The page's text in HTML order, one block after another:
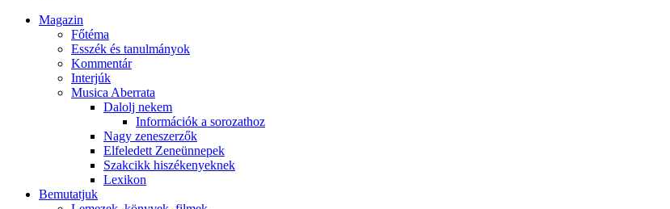
Magazin
Főtéma
Esszék és tanulmányok
Kommentár
Interjúk
Musica Aberrata
Dalolj nekem
Információk a sorozathoz
Nagy zeneszerzők
Elfeledett Zeneünnepek
Szakcikk hiszékenyeknek
Lexikon
Bemutatjuk